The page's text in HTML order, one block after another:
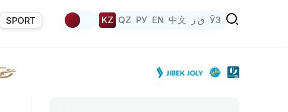
SPORT KZ QZ РУ EN 中文 ق ز ЎЗ